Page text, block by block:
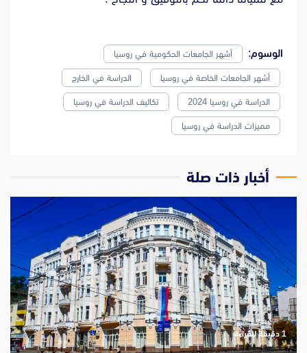
الوسوم: أشهر الجامعات الحكومية في روسيا
أشهر الجامعات الخاصة في روسيا الدراسة في الخارج
الدراسة في روسيا 2024 تكاليف الدراسة في روسيا
مميزات الدراسة في روسيا
‫أخبار ذات صلة
‫1 دقيقة للقراءة